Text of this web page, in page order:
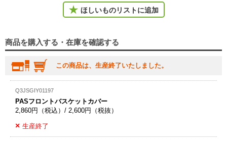
ほしいものリストに追加
商品を購入する・在庫を確認する
この商品は、生産終了いたしました。
Q3JSGIY01197
PASフロントバスケットカバー
2,860円（税込）/ 2,600円（税抜）
生産終了